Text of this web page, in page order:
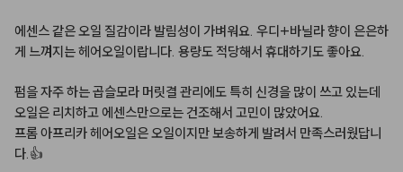
에센스같은오일 질감이라 발림성이 가벼워요. 우디+바닐라향이 은은하
게 느껴지는헤어오일이랍니다. 용량도적당해서 휴대하기도좋아요.
펌을자주하는곱슬모라 머릿결 관리에도 특히 신경을 많이 쓰고 있는데
오일은 리치하고 에센스만으로는 건조해서 고민이 많았어요.
프롬아프리카헤어오일은오일이지만보송하게 발려서 만족스러웠답니
다.👍